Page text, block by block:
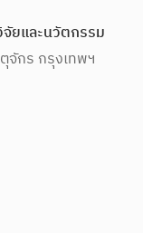
ยและนวัตกรรม
จักร กรุงเทพฯ